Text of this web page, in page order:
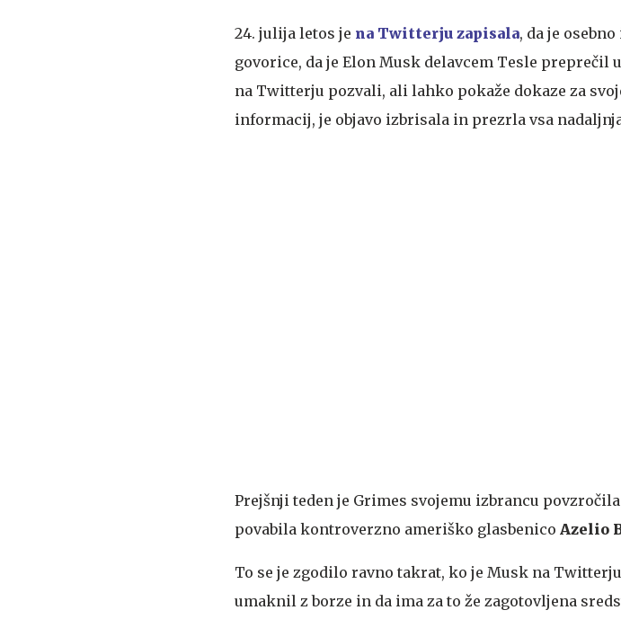
24. julija letos je na Twitterju zapisala, da je
govorice, da je Elon Musk delavcem Tesle
na Twitterju pozvali, ali lahko pokaže dokaze za
informacij, je objavo izbrisala in prezrla vsa
Prejšnji teden je Grimes svojemu izbrancu
povabila kontroverzno ameriško glasbenico Azelio
To se je zgodilo ravno takrat, ko je Musk na
umaknil z borze in da ima za to že zagotovljena